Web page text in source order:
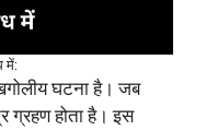
में:
घटना है। जब
ग्रहण होता है। इस